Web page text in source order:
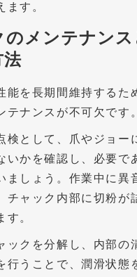
ます。
のメンテナンス
法
能を長期間維持するた
テナンスが不可欠です。
検として、爪やジョー
いかを確認し、必要で
ましょう。作業中に異
チャック内部に切粉が
す。
ックを分解し、内部の
行うことで、潤滑状態